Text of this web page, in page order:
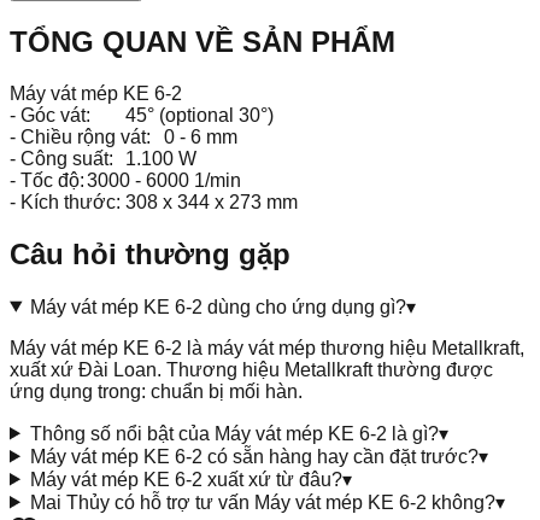
TỔNG QUAN VỀ SẢN PHẨM
Máy vát mép KE 6-2
- Góc vát:
45° (optional 30°)
- Chiều rộng vát:
0 - 6 mm
- Công suất:
1.100 W
- Tốc độ:3000 - 6000 1/min
- Kích thước: 308 x 344 x 273 mm
Câu hỏi thường gặp
Máy vát mép KE 6-2 dùng cho ứng dụng gì?▾
Máy vát mép KE 6-2 là máy vát mép thương hiệu Metallkraft,
xuất xứ Đài Loan. Thương hiệu Metallkraft thường được
ứng dụng trong: chuẩn bị mối hàn.
Thông số nổi bật của Máy vát mép KE 6-2 là gì?▾
Máy vát mép KE 6-2 có sẵn hàng hay cần đặt trước?▾
Máy vát mép KE 6-2 xuất xứ từ đâu?▾
Mai Thủy có hỗ trợ tư vấn Máy vát mép KE 6-2 không?▾